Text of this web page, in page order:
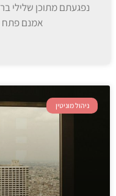
נפגעתם מתוכן שלילי
אמנם פתח
ניהול מוניטין